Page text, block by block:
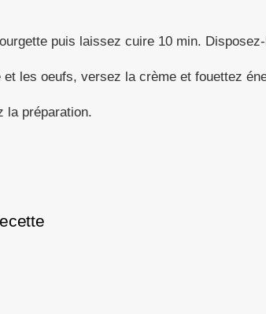
puis laissez cuire 10 min.
les oeufs, versez la crème et fouettez
la préparation.